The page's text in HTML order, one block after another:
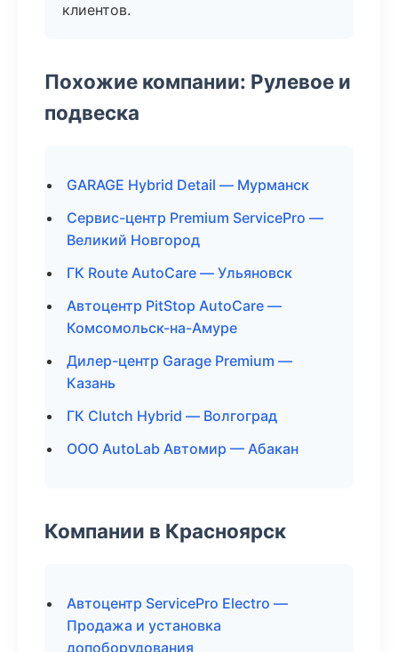
клиентов.
Похожие компании: Рулевое и
подвеска
GARAGE Hybrid Detail — Мурманск
Сервис-центр Premium ServicePro —
Великий Новгород
ГК Route AutoCare — Ульяновск
Автоцентр PitStop AutoCare —
Комсомольск-на-Амуре
Дилер-центр Garage Premium —
Казань
ГК Clutch Hybrid — Волгоград
ООО AutoLab Автомир — Абакан
Компании в Красноярск
Автоцентр ServicePro Electro —
Продажа и установка
допоборудования